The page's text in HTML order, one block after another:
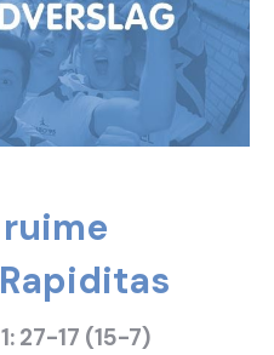
27-17 (15-7)